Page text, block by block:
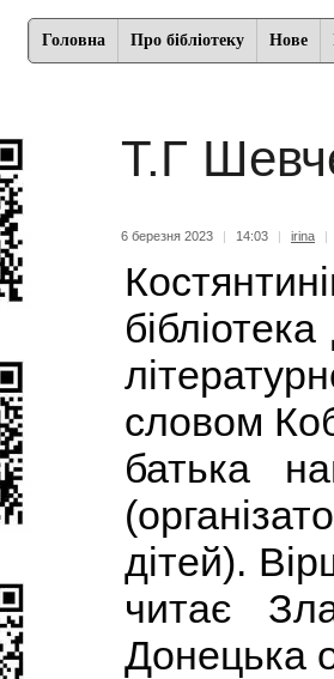
Головна Про бібліотеку Нове
Т.Г
6 березня 2023 | 14:03 | irina |
словом
батька
дітей).
читає
Донецька